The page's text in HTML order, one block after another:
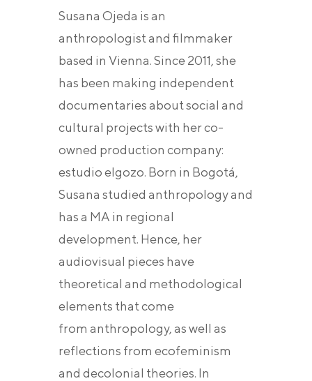
Susana Ojeda is an
anthropologist and filmmaker
based in Vienna. Since 2011, she
has been making independent
documentaries about social and
cultural projects with her co-
owned production company:
estudio elgozo. Born in Bogotá,
Susana studied anthropology and
has a MA in regional
development. Hence, her
audiovisual pieces have
theoretical and methodological
elements that come
from anthropology, as well as
reflections from ecofeminism
and decolonial theories. In